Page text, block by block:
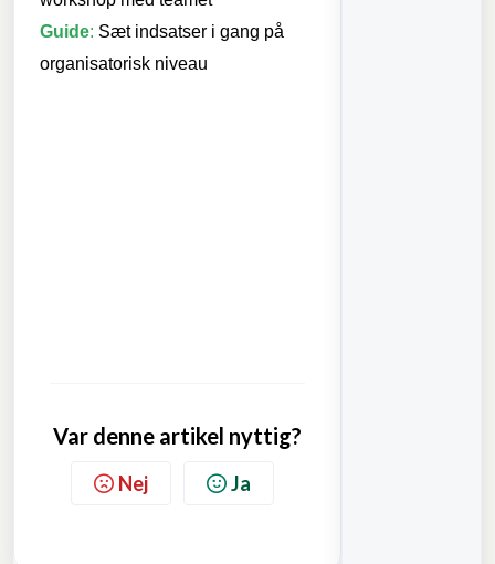
Guide: Sæt indsatser i gang på
organisatorisk niveau
Var denne artikel nyttig?
Nej Ja